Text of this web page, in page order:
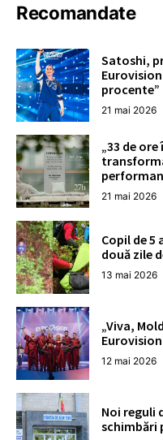
Recomandate
Satoshi,
procente”
21 mai 2026
„33 de ore
21 mai 2026
Copil de 5
două zile
13 mai 2026
„Viva,
12 mai 2026
Noi reguli
schimbări